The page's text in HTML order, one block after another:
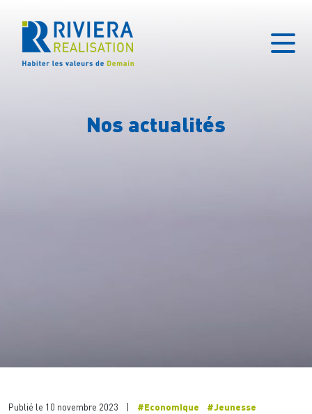
Nos actualités
Publié le 10 novembre 2023 #Economique
#Jeunesse